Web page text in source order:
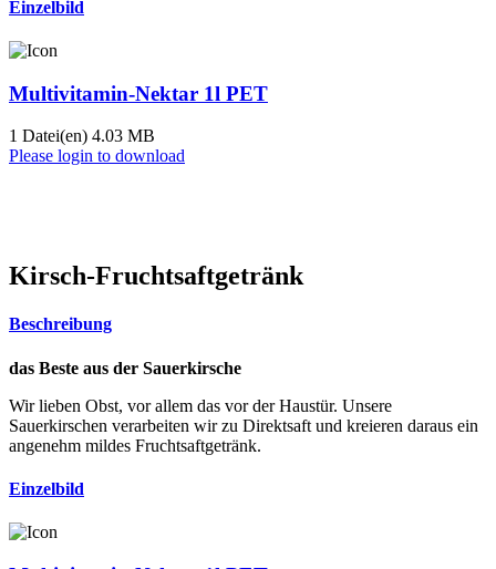
Einzelbild
Multivitamin-Nektar 1l PET
1 Datei(en) 4.03 MB
Please login to download
Kirsch-Fruchtsaftgetränk
Beschreibung
das Beste aus der Sauerkirsche
Wir lieben Obst, vor allem das vor der Haustür. Unsere
Sauerkirschen verarbeiten wir zu Direktsaft und kreieren daraus ein
angenehm mildes Fruchtsaftgetränk.
Einzelbild